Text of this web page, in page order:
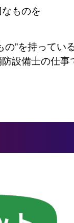
ものを
”を持ってい
設備士の仕事